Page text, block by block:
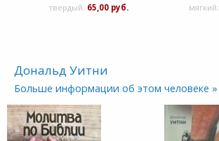
твердый: 65,00 руб. мягкий:
Дональд Уитни
Больше информации об этом человеке »